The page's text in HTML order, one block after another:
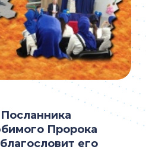
Пророка
его